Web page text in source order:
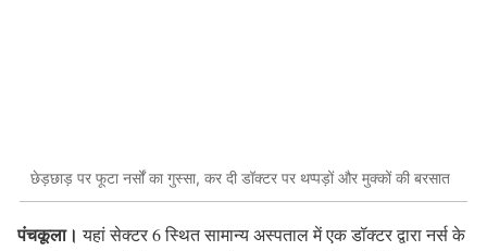
छेड़छाड़ पर फूटा नर्सों का गुस्सा, कर दी डॉक्टर पर थप्पड़ों और मुक्कों की बरसात
पंचकूला। यहां सेक्टर 6 स्थित सामान्य अस्पताल में एक डॉक्टर द्वारा नर्स के